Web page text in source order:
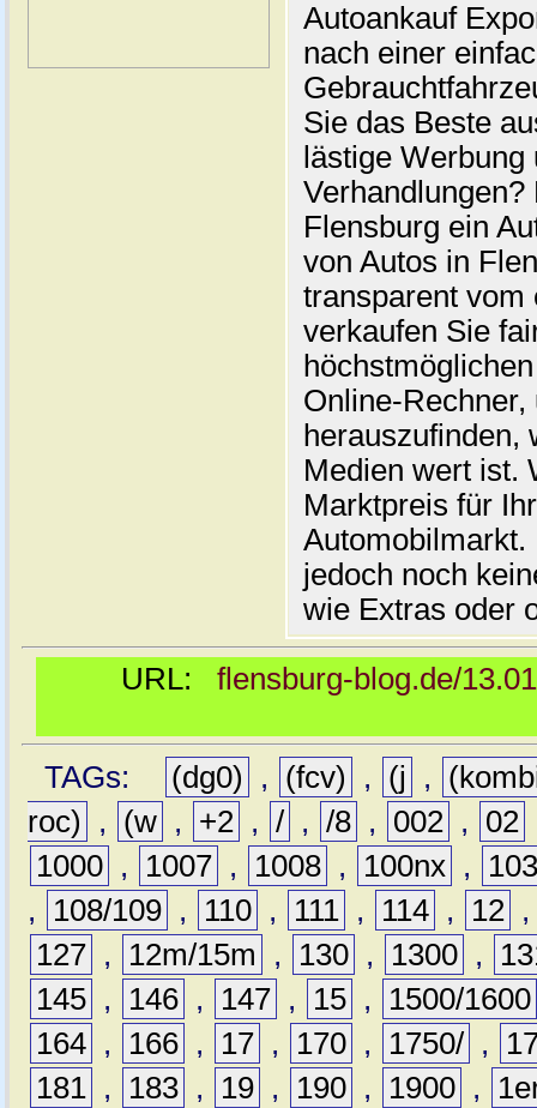
Autoankauf
nach einer
Sie das Beste
lästige
Flensburg ein
von Autos in
transparent vom
verkaufen Sie
Online-
herauszufinden,
Medien wert ist.
Marktpreis für
jedoch noch
wie Extras oder
URL: flensburg-blog.de/
TAGs: (dg0) , (fcv) , (j ,
roc)
, (w , +2 , / , /8 , 002 , 02
1000 , 1007 , 1008 , 100nx ,
,
108/109 , 110 , 111 , 114 , 12
127 , 12m/15m , 130 , 1300 ,
145 , 146 , 147 , 15 ,
1500/1600
164 , 166 , 17 , 170 , 1750/ ,
181 , 183 , 19 , 190 , 1900 ,